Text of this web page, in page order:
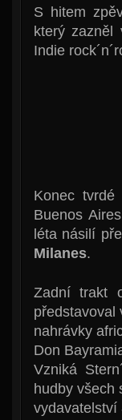
S hitem
který zazněl
Indie
Konec
Buenos
léta násilí
Milanes.
Zadní trakt
představoval
nahrávky
Don
Vzniká
hudby všech
vydavatelství